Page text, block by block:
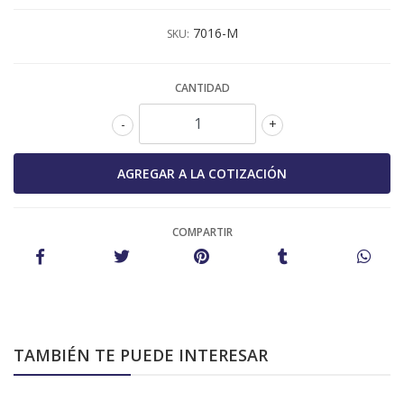
SKU: 7016-M
CANTIDAD
+
-
COMPARTIR
TAMBIÉN TE PUEDE INTERESAR